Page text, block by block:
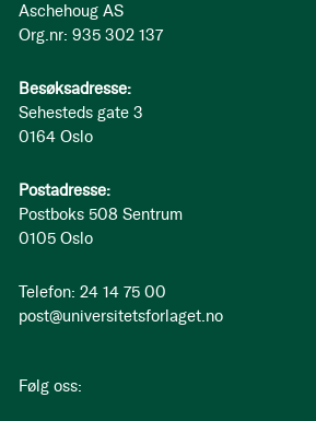
Aschehoug AS
Org.nr: 935 302 137
Besøksadresse:
Sehesteds gate 3
0164 Oslo
Postadresse:
Postboks 508 Sentrum
0105 Oslo
Telefon: 24 14 75 00
post@universitetsforlaget.no
Følg oss: